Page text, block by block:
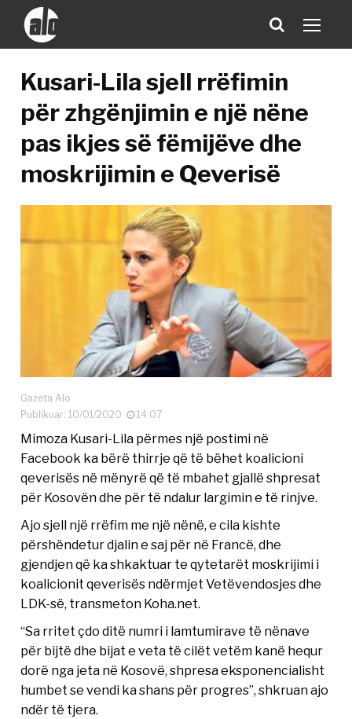
Kusari-Lila sjell rrëfimin
për zhgënjimin e një nëne
pas ikjes së fëmijëve dhe
moskrijimin e Qeverisë
Gazeta Alo
Publikuar: 10/01/2020
14:07
Mimoza Kusari-Lila përmes një postimi në
Facebook ka bërë thirrje që të bëhet koalicioni
qeverisës në mënyrë që të mbahet gjallë shpresat
për Kosovën dhe për të ndalur largimin e të rinjve.
Ajo sjell një rrëfim me një nënë, e cila kishte
përshëndetur djalin e saj për në Francë, dhe
gjendjen që ka shkaktuar te qytetarët moskrijimi i
koalicionit qeverisës ndërmjet Vetëvendosjes dhe
LDK-së, transmeton Koha.net.
“Sa rritet çdo ditë numri i lamtumirave të nënave
për bijtë dhe bijat e veta të cilët vetëm kanë hequr
dorë nga jeta në Kosovë, shpresa eksponencialisht
humbet se vendi ka shans për progres”, shkruan ajo
ndër të tjera.